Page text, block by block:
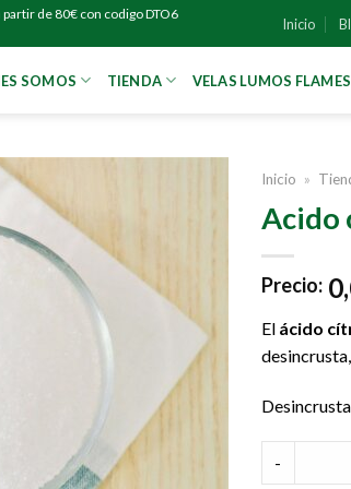
partir de 80€ con codigo DTO6
Inicio
SOMOS TIENDA VELAS LUMOS FLAMES
Inicio »
Acido
Precio:
El ácido
-